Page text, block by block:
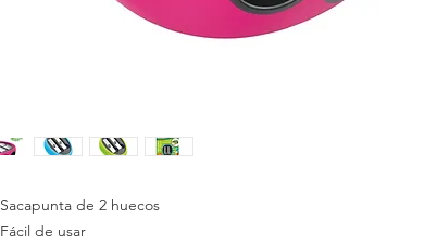
Sacapunta de 2 huecos
Fácil de usar